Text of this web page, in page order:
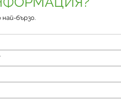
бързо.